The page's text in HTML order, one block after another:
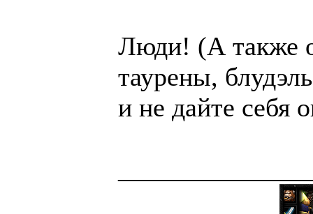
Люди! (А также
таурены,
и не дайте себя